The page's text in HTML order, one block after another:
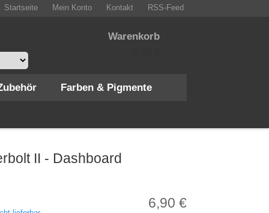
Startseite Mein Konto Kontakt RSS-Feed
Warenkorb
Farben & Pigmente
II - Dashboard
6,90 €